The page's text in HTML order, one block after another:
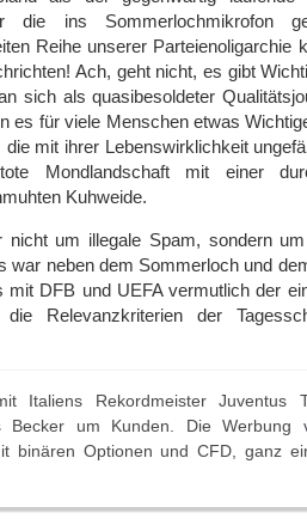
die ins Sommerlochmikrofon
Reihe unserer Parteienoligarchie
Ach, geht nicht, es gibt
sich als quasibesoldeter
es für viele Menschen etwas
mit ihrer Lebenswirklichkeit
Mondlandschaft mit einer
Kuhweide.
um illegale Spam, sondern
war neben dem Sommerloch und
DFB und UEFA vermutlich der
Relevanzkriterien der
Italiens Rekordmeister Juventus
Becker um Kunden. Die Werbung
binären Optionen und CFD, ganz